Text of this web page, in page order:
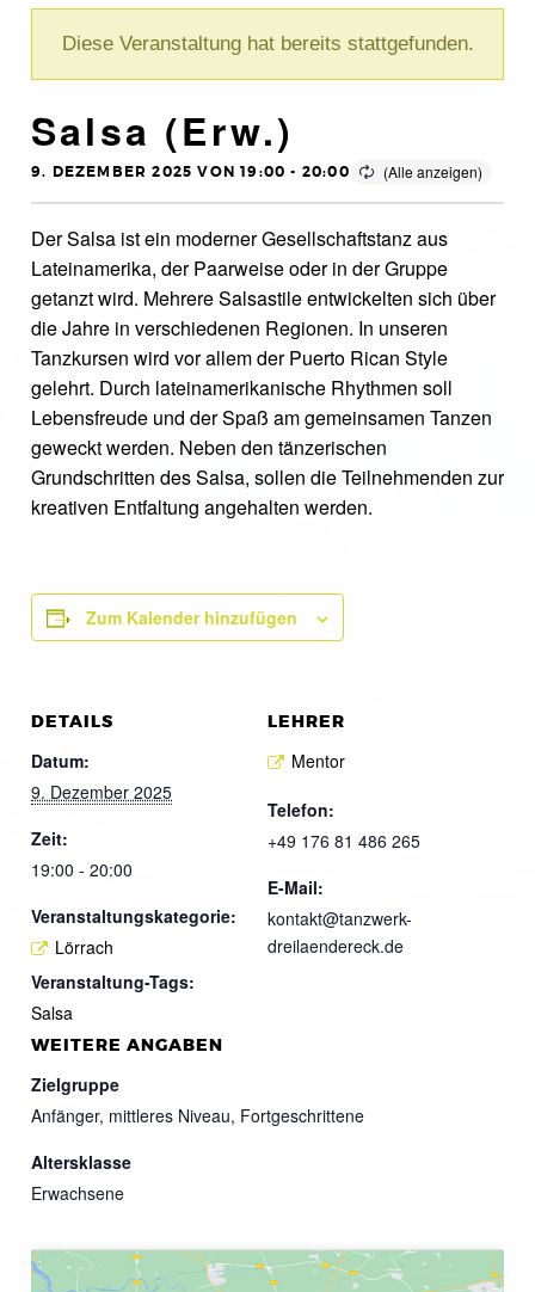
Diese Veranstaltung hat bereits stattgefunden.
Salsa (Erw.)
9. DEZEMBER 2025 VON 19:00 - 20:00
Der Salsa ist ein moderner Gesellschaftstanz aus
Lateinamerika, der Paarweise oder in der Gruppe
getanzt wird. Mehrere Salsastile entwickelten sich über
die Jahre in verschiedenen Regionen. In unseren
Tanzkursen wird vor allem der Puerto Rican Style
gelehrt. Durch lateinamerikanische Rhythmen soll
Lebensfreude und der Spaß am gemeinsamen Tanzen
geweckt werden. Neben den tänzerischen
Grundschritten des Salsa, sollen die Teilnehmenden zur
kreativen Entfaltung angehalten werden.
Zum Kalender hinzufügen
DETAILS
Datum:
9. Dezember 2025
Zeit:
19:00 - 20:00
Veranstaltungskategorie:
Lörrach
Veranstaltung-Tags:
Salsa
LEHRER
Mentor
Telefon:
+49 176 81 486 265
E-Mail:
kontakt@tanzwerk-
dreilaendereck.de
WEITERE ANGABEN
Zielgruppe
Anfänger, mittleres Niveau, Fortgeschrittene
Altersklasse
Erwachsene